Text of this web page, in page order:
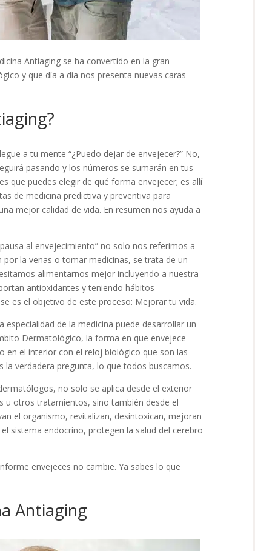
Antiaging se ha convertido en la gran
y que día a día nos presenta nuevas caras
a tu mente “¿Puedo dejar de envejecer?” No,
pasando y los números se sumarán en tus
que puedes elegir de qué forma envejecer; es allí
de medicina predictiva y preventiva para
mejor calidad de vida. En resumen nos ayuda a
al envejecimiento” no solo nos referimos a
la venas o tomar medicinas, se trata de un
alimentarnos mejor incluyendo a nuestra
antioxidantes y teniendo hábitos
es el objetivo de este proceso: Mejorar tu vida.
de la medicina puede desarrollar un
Dermatológico, la forma en que envejece
en el interior con el reloj biológico que son las
la verdadera pregunta, lo que todos buscamos.
no solo se aplica desde el exterior
u otros tratamientos, sino también desde el
el organismo, revitalizan, desintoxican, mejoran
sistema endocrino, protegen la salud del cerebro
envejeces no cambie. Ya sabes lo que
Antiaging